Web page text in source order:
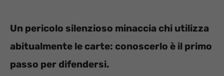
Un pericolo silenzioso minaccia chi utilizza
abitualmente le carte: conoscerlo è il primo
passo per difendersi.